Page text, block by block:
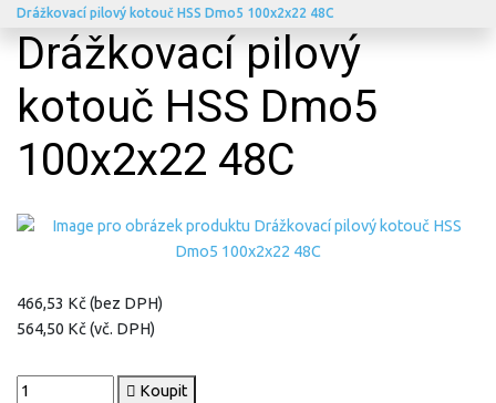
Drážkovací pilový kotouč HSS Dmo5 100x2x22 48C
Drážkovací pilový
kotouč HSS Dmo5
100x2x22 48C
466,53 Kč (bez DPH)
564,50 Kč (vč. DPH)
Koupit